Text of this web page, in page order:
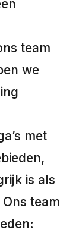
team
we
met
is als
team